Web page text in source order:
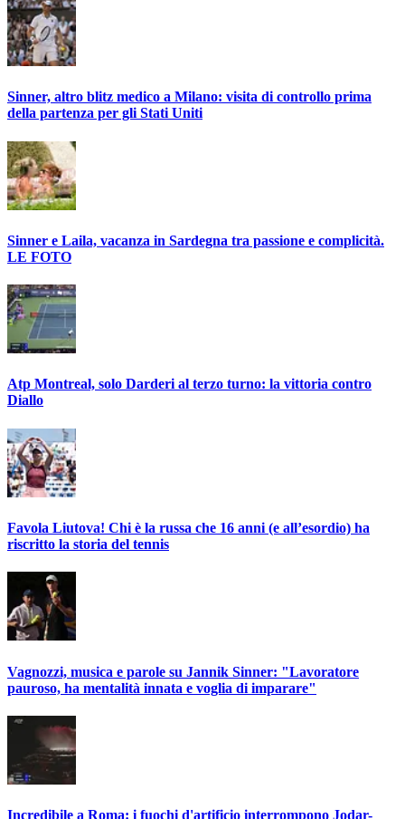
Sinner, altro blitz medico a Milano: visita di controllo prima
della partenza per gli Stati Uniti
Sinner e Laila, vacanza in Sardegna tra passione e complicità.
LE FOTO
Atp Montreal, solo Darderi al terzo turno: la vittoria contro
Diallo
Favola Liutova! Chi è la russa che 16 anni (e all’esordio) ha
riscritto la storia del tennis
Vagnozzi, musica e parole su Jannik Sinner: "Lavoratore
pauroso, ha mentalità innata e voglia di imparare"
Incredibile a Roma: i fuochi d'artificio interrompono Jodar-